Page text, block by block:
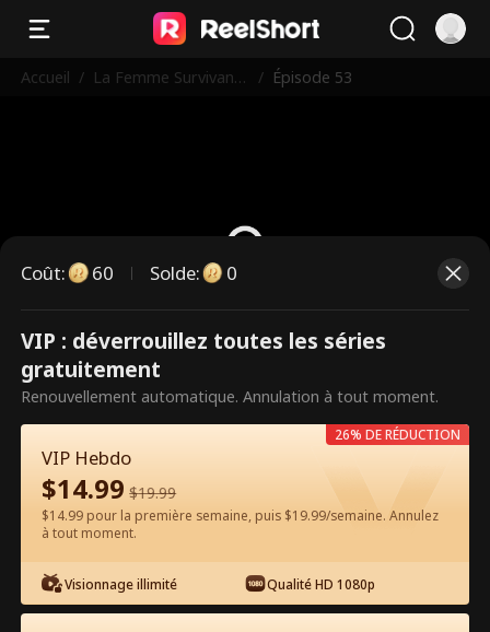
Accueil / La Femme Survivante
/ Épisode 53
Ce sont des épisodes payants.
Débloquez pour regarder.
Regarder gratuitement sur l'App
Coût: 60 Solde: 0
VIP : déverrouillez toutes les séries
gratuitement
Renouvellement automatique. Annulation à tout moment.
VIP Hebdo
$14.99 $19.99
$14.99 pour la première semaine, puis $19.99/semaine. Annulez
à tout moment.
Visionnage illimité Qualité HD 1080p
26% DE RÉDUCTION